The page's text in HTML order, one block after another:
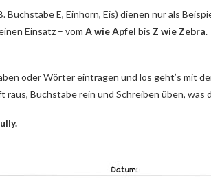
Buchstabe E, Einhorn, Eis) dienen nur als
Einsatz – vom A wie Apfel bis Z wie Zebra.
oder Wörter eintragen und los geht’s mit
raus, Buchstabe rein und Schreiben üben, was